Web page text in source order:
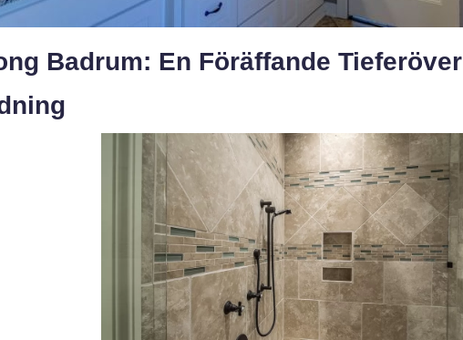
Badrum: En Föräffande